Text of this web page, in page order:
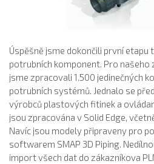
Úspěšně jsme dokončili první
potrubních komponent. Pro našeho
jsme zpracovali 1.500 jedinečných
potrubních systémů. Jednalo se
výrobců plastových fitinek a
jsou zpracována v Solid Edge,
Navíc jsou modely připraveny pro
softwarem SMAP 3D Piping.
import všech dat do zákazníkova